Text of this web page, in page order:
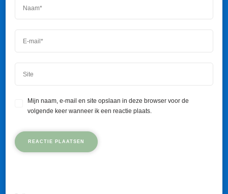
Mijn naam, e-mail en site opslaan in deze browser voor de
volgende keer wanneer ik een reactie plaats.